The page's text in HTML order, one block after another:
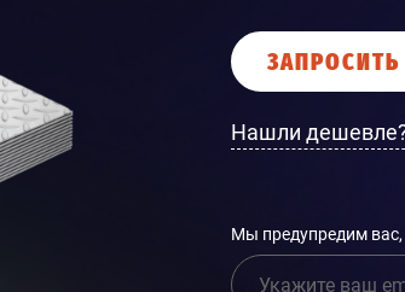
Нашли
Мы предупредим вас,